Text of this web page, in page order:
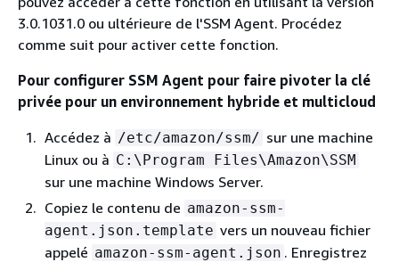
3.0.1031.0 ou ultérieure de l'SSM Agent. Procédez
comme suit pour activer cette fonction.
Pour configurer SSM Agent pour faire pivoter la clé
privée pour un environnement hybride et multicloud
Accédez à /etc/amazon/ssm/ sur une machine
Linux ou à C:\Program Files\Amazon\SSM
sur une machine Windows Server.
Copiez le contenu de amazon-ssm-
agent.json.template vers un nouveau fichier
appelé amazon-ssm-agent.json . Enregistrez